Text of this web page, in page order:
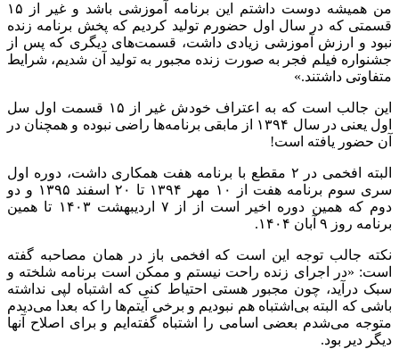
من همیشه دوست داشتم این برنامه آموزشی باشد و غیر از ۱۵
قسمتی که در سال اول حضورم تولید کردیم که پخش برنامه زنده
نبود و ارزش آموزشی زیادی داشت، قسمت‌های دیگری که پس از
جشنواره فیلم فجر به صورت زنده مجبور به تولید آن شدیم، شرایط
متفاوتی داشتند.»
این جالب است که به اعتراف خودش غیر از ۱۵ قسمت اول سل
اول یعنی در سال ۱۳۹۴ از مابقی برنامه‌ها راضی نبوده و همچنان در
آن حضور یافته است!
البته افخمی در ۲ مقطع با برنامه هفت همکاری داشت، دوره اول
سری سوم برنامه هفت از ۱۰ مهر ۱۳۹۴ تا ۲۰ اسفند ۱۳۹۵ و دو
دوم که همین دوره اخیر است از از ۷ اردیبهشت ۱۴۰۳ تا همین
برنامه روز ۹ آبان ۱۴۰۴.
نکته جالب توجه این است که افخمی باز در همان مصاحبه گفته
است: «در اجرای زنده راحت نیستم و ممکن است برنامه شلخته و
سبک درآید، چون مجبور هستی احتیاط کنی که اشتباه لپی نداشته
باشی که البته بی‌اشتباه هم نبودیم و برخی آیتم‌ها را که بعدا می‌دیدم
متوجه می‌شدم بعضی اسامی را اشتباه گفته‌ایم و برای اصلاح آنها
دیگر دیر بود.